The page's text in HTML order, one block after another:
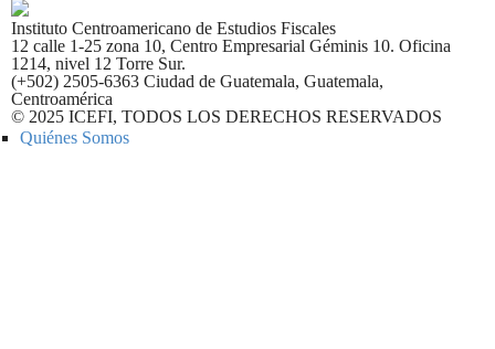
Instituto Centroamericano de Estudios Fiscales
12 calle 1-25 zona 10, Centro Empresarial Géminis 10. Oficina
1214, nivel 12 Torre Sur.
(+502) 2505-6363 Ciudad de Guatemala, Guatemala,
Centroamérica
© 2025 ICEFI, TODOS LOS DERECHOS RESERVADOS
Quiénes Somos